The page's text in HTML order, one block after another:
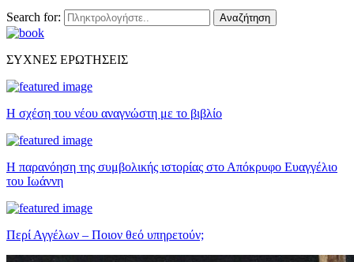
Search for: Αναζήτηση
ΣΥΧΝΕΣ ΕΡΩΤΗΣΕΙΣ
Η σχέση του νέου αναγνώστη με το βιβλίο
Η παρανόηση της συμβολικής ιστορίας στο Απόκρυφο Ευαγγέλιο
του Ιωάννη
Περί Αγγέλων – Ποιον θεό υπηρετούν;